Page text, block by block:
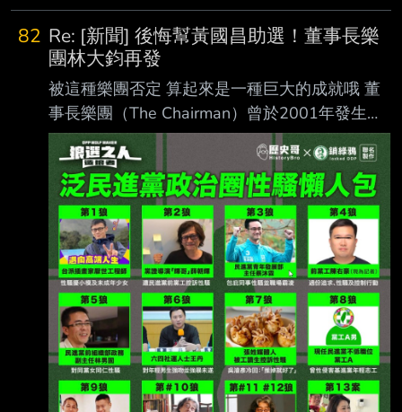
82 Re: [新聞] 後悔幫黃國昌助選！董事長樂
團林大鈞再發
被這種樂團否定 算起來是一種巨大的成就哦 董
事長樂團（The Chairman）曾於2001年發生團
員涉毒事件。當時成員郭人豪（小白）因 吸食
毒品，被送往勒戒所執行觀察勒戒。 一名任職
酒店花名「妮可」的女子，於2002年2月間，向
警方報案指稱「董事長樂團」成 員吳永吉、杜
文祥，及男友鄒永泰，涉嫌在台北市的一家飯店
內，輪流對其強制性侵害得 逞，警方接受報案
後，將三人依妨害性自主罪嫌函送台北地檢署偵
辦。於無積極證據足以 認定三人對告訴人強制
性交情況下，諭令全案不起訴處分。 2013年，
董事長樂團已婚的的主唱吳